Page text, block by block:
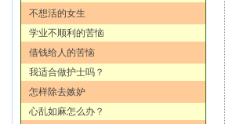
不想活的女生
学业不顺利的苦恼
借钱给人的苦恼
我适合做护士吗？
怎样除去嫉妒
心乱如麻怎么办？